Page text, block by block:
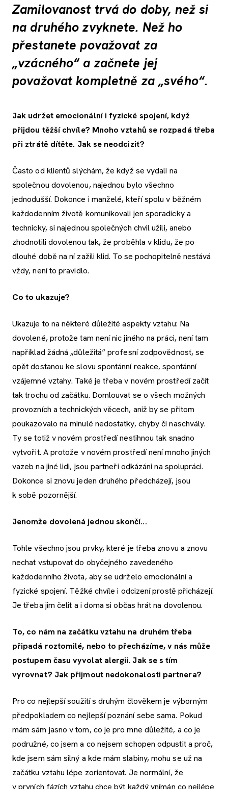
Zamilovanost trvá do doby, než si
na druhého zvyknete. Než ho
přestanete považovat za
„vzácného“ a začnete jej
považovat kompletně za „svého“.
Jak udržet emocionální i fyzické spojení, když
přijdou těžší chvíle? Mnoho vztahů se rozpadá třeba
při ztrátě dítěte. Jak se neodcizit?
Často od klientů slýchám, že když se vydali na
společnou dovolenou, najednou bylo všechno
jednodušší. Dokonce i manželé, kteří spolu v běžném
každodenním životě komunikovali jen sporadicky a
technicky, si najednou společných chvil užili, anebo
zhodnotili dovolenou tak, že proběhla v klidu, že po
dlouhé době na ní zažili klid. To se pochopitelně nestává
vždy, není to pravidlo.
Co to ukazuje?
Ukazuje to na některé důležité aspekty vztahu: Na
dovolené, protože tam není nic jiného na práci, není tam
například žádná „důležitá“ profesní zodpovědnost, se
opět dostanou ke slovu spontánní reakce, spontánní
vzájemné vztahy. Také je třeba v novém prostředí začít
tak trochu od začátku. Domlouvat se o všech možných
provozních a technických věcech, aniž by se přitom
poukazovalo na minulé nedostatky, chyby či naschvály.
Ty se totiž v novém prostředí nestihnou tak snadno
vytvořit. A protože v novém prostředí není mnoho jiných
vazeb na jiné lidi, jsou partneři odkázáni na spolupráci.
Dokonce si znovu jeden druhého předcházejí, jsou
k sobě pozornější.
Jenomže dovolená jednou skončí...
Tohle všechno jsou prvky, které je třeba znovu a znovu
nechat vstupovat do obyčejného zavedeného
každodenního života, aby se udrželo emocionální a
fyzické spojení. Těžké chvíle i odcizení prostě přicházejí.
Je třeba jim čelit a i doma si občas hrát na dovolenou.
To, co nám na začátku vztahu na druhém třeba
připadá roztomilé, nebo to přecházíme, v nás může
postupem času vyvolat alergii. Jak se s tím
vyrovnat? Jak přijmout nedokonalosti partnera?
Pro co nejlepší soužití s druhým člověkem je výborným
předpokladem co nejlepší poznání sebe sama. Pokud
mám sám jasno v tom, co je pro mne důležité, a co je
podružné, co jsem a co nejsem schopen odpustit a proč,
kde jsem sám silný a kde mám slabiny, mohu se už na
začátku vztahu lépe zorientovat. Je normální, že